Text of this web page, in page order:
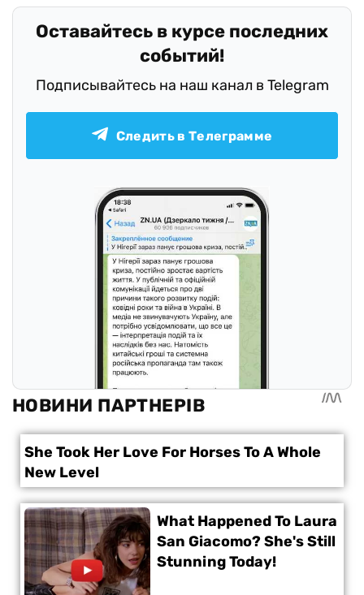
Оставайтесь в курсе последних
событий!
Подписывайтесь на наш канал в Telegram
Следить в Телеграмме